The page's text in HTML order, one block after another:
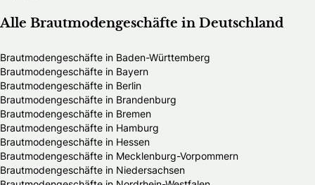
Alle Brautmodengeschäfte in Deutschland
Brautmodengeschäfte in Baden-Württemberg
Brautmodengeschäfte in Bayern
Brautmodengeschäfte in Berlin
Brautmodengeschäfte in Brandenburg
Brautmodengeschäfte in Bremen
Brautmodengeschäfte in Hamburg
Brautmodengeschäfte in Hessen
Brautmodengeschäfte in Mecklenburg-Vorpommern
Brautmodengeschäfte in Niedersachsen